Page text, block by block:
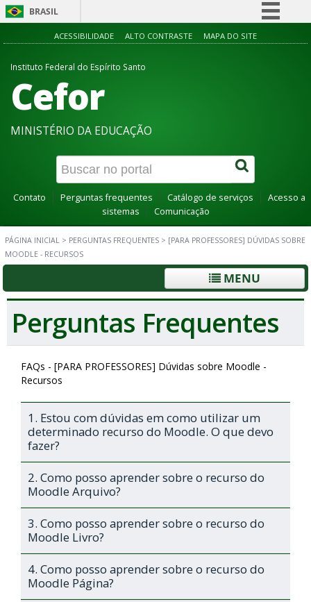
BRASIL
Simplifique!
ACESSIBILIDADE ALTO CONTRASTE MAPA DO SITE
Instituto Federal do Espírito Santo
Cefor
MINISTÉRIO DA EDUCAÇÃO
Contato Perguntas frequentes Catálogo de serviços
Acesso a
sistemas
Comunicação
PÁGINA INICIAL > PERGUNTAS FREQUENTES > [PARA PROFESSORES] DÚVIDAS SOBRE
MOODLE - RECURSOS
MENU
Perguntas Frequentes
FAQs - [PARA PROFESSORES] Dúvidas sobre Moodle -
Recursos
1. Estou com dúvidas em como utilizar um
determinado recurso do Moodle. O que devo
fazer?
2. Como posso aprender sobre o recurso do
Moodle Arquivo?
3. Como posso aprender sobre o recurso do
Moodle Livro?
4. Como posso aprender sobre o recurso do
Moodle Página?